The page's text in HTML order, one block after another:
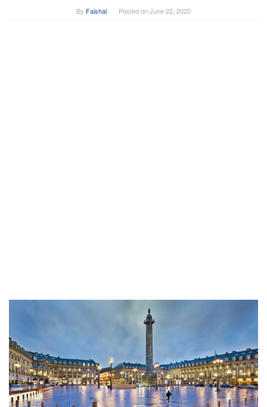
By Faishal Posted onJune 22, 2020